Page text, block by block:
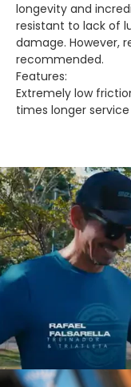
longevity and
resistant to lack of
damage. However,
recommended.
Features:
Extremely low
times longer